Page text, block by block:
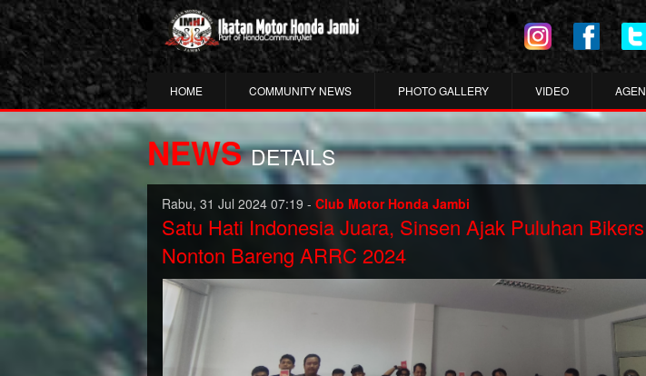
HOME COMMUNITY NEWS PHOTO GALLERY VIDEO
NEWS DETAILS
Rabu, 31 Jul 2024 07:19 - Club Motor Honda Jambi
Satu Hati Indonesia Juara, Sinsen Ajak Puluhan
Nonton Bareng ARRC 2024